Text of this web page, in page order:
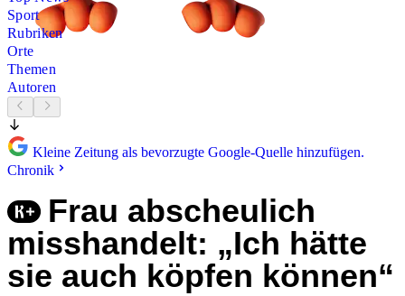
Sport
Rubriken
Orte
Themen
Autoren
Kleine Zeitung als bevorzugte Google-Quelle hinzufügen.
Chronik
Frau abscheulich
misshandelt: „Ich hätte
sie auch köpfen können“